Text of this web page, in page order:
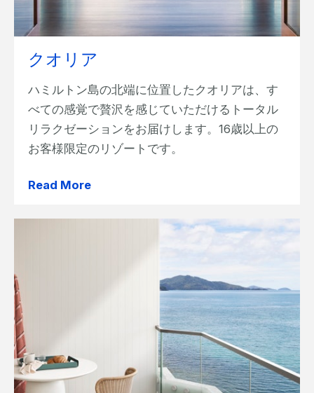
クオリア
ハミルトン島の北端に位置したクオリアは、す
べての感覚で贅沢を感じていただけるトータル
リラクゼーションをお届けします。16歳以上の
お客様限定のリゾートです。
Read More